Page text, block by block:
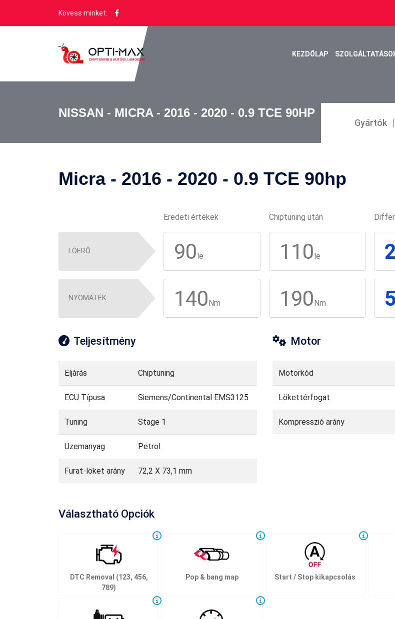
Kövess minket:
KEZDŐLAP
NISSAN - MICRA - 2016 - 2020 - 0.9 TCE 90HP
Gyártók
Micra - 2016 - 2020 - 0.9 TCE 90hp
Eredeti értékek Chiptuning után
LÓERŐ 90le 110le
NYOMATÉK 140Nm 190Nm
Teljesítmény
Eljárás Chiptuning
ECU Típusa Siemens/Continental EMS3125
Tuning Stage 1
Üzemanyag Petrol
Furat-löket arány 72,2 X 73,1 mm
Motor
Motorkód
Lökettérfogat
Kompresszió arány
Választható Opciók
DTC Removal (123, 456,
789)
Pop & bang map Start / Stop kikapcsolás